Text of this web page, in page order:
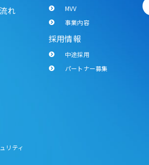
れ
MVV
事業内容
採用情報
中途採用
パートナー募集
リティ